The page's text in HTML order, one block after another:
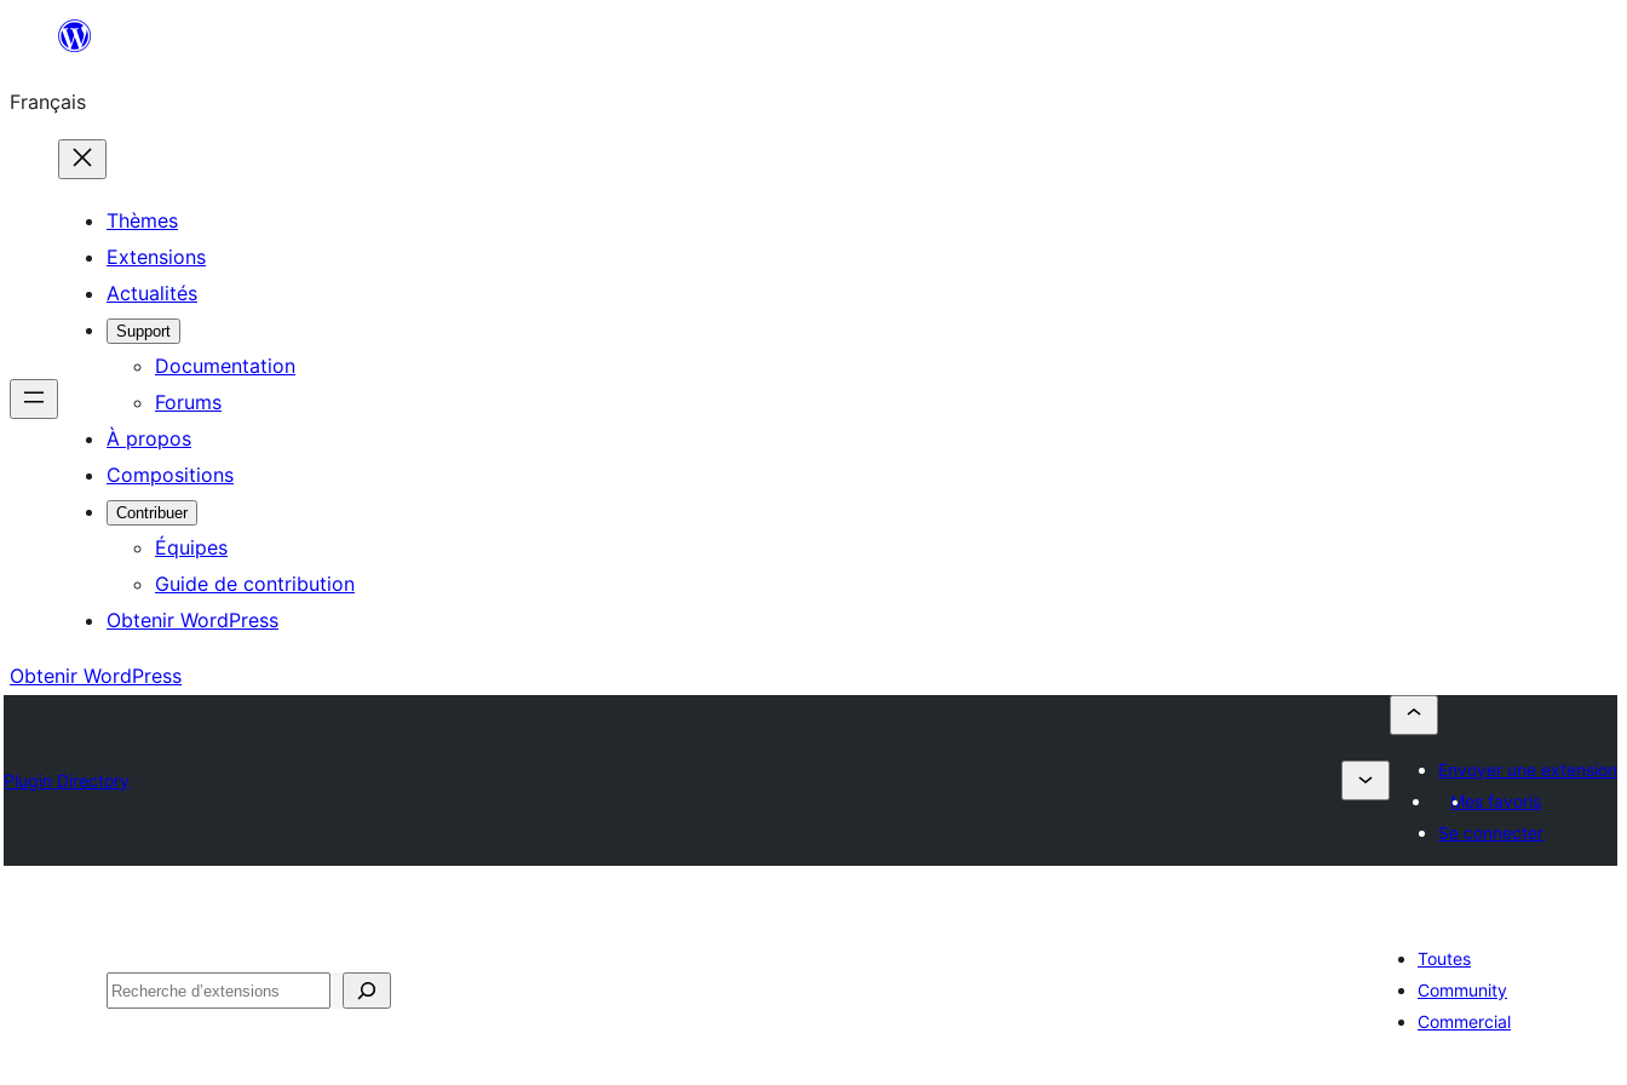
contenu
Français
Thèmes
Extensions
Actualités
Support
Documentation
Forums
À propos
Compositions
Contribuer
Équipes
Guide de contribution
Obtenir WordPress
Obtenir WordPress
Plugin Directory
Envoyer une extension
Mes favoris
Se connecter
Rechercher
Toutes
Community
Commercial